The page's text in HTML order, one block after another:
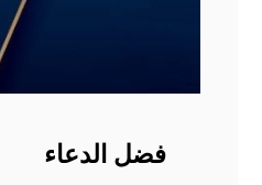
فضل الدعاء